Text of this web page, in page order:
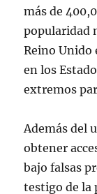
más de
popularidad
Reino
en los
extremos
Además del
obtener
bajo falsas
testigo de la